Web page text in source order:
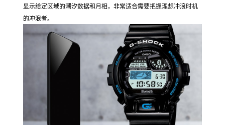
显示给定区域的潮汐数据和月相，非常适合需要把握理想冲浪时机
的冲浪者。